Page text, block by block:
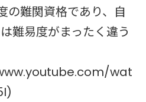
の難関資格であり、自
難易度がまったく違う
wat